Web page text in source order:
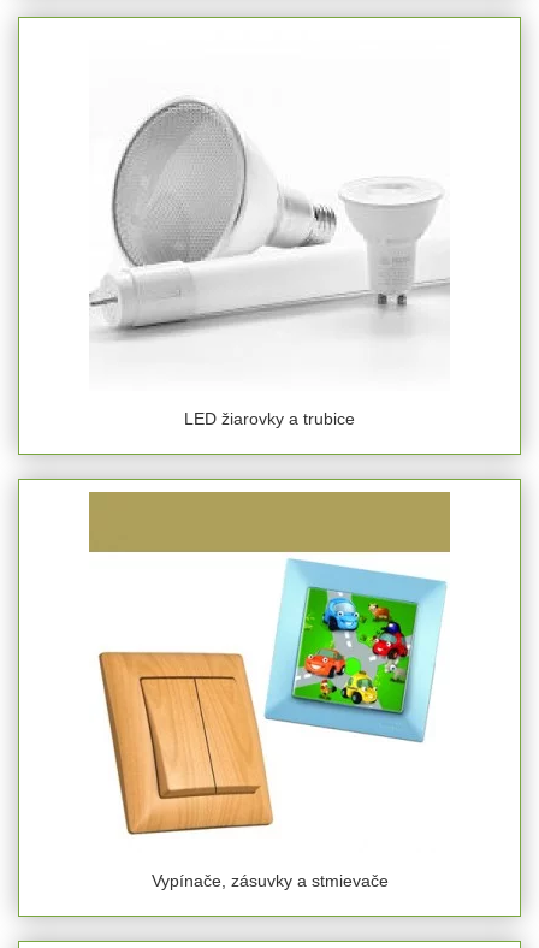
LED žiarovky a trubice
Vypínače, zásuvky a stmievače